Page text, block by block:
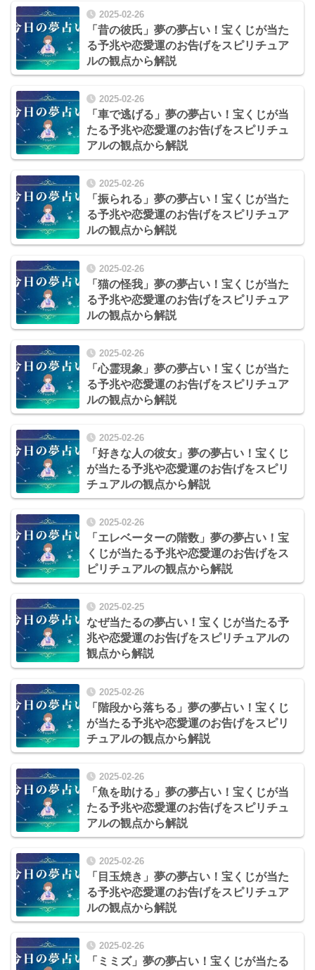
2025-02-26
「昔の彼氏」夢の夢占い！宝くじが当た
る予兆や恋愛運のお告げをスピリチュア
ルの観点から解説
2025-02-26
「車で逃げる」夢の夢占い！宝くじが当
たる予兆や恋愛運のお告げをスピリチュ
アルの観点から解説
2025-02-26
「振られる」夢の夢占い！宝くじが当た
る予兆や恋愛運のお告げをスピリチュア
ルの観点から解説
2025-02-26
「猫の怪我」夢の夢占い！宝くじが当た
る予兆や恋愛運のお告げをスピリチュア
ルの観点から解説
2025-02-26
「心霊現象」夢の夢占い！宝くじが当た
る予兆や恋愛運のお告げをスピリチュア
ルの観点から解説
2025-02-26
「好きな人の彼女」夢の夢占い！宝くじ
が当たる予兆や恋愛運のお告げをスピリ
チュアルの観点から解説
2025-02-26
「エレベーターの階数」夢の夢占い！宝
くじが当たる予兆や恋愛運のお告げをス
ピリチュアルの観点から解説
2025-02-25
なぜ当たるの夢占い！宝くじが当たる予
兆や恋愛運のお告げをスピリチュアルの
観点から解説
2025-02-26
「階段から落ちる」夢の夢占い！宝くじ
が当たる予兆や恋愛運のお告げをスピリ
チュアルの観点から解説
2025-02-26
「魚を助ける」夢の夢占い！宝くじが当
たる予兆や恋愛運のお告げをスピリチュ
アルの観点から解説
2025-02-26
「目玉焼き」夢の夢占い！宝くじが当た
る予兆や恋愛運のお告げをスピリチュア
ルの観点から解説
2025-02-26
「ミミズ」夢の夢占い！宝くじが当たる